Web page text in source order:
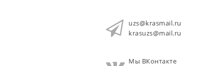
uzs@krasmail.ru
krasuzs@mail.ru
Мы ВКонтакте